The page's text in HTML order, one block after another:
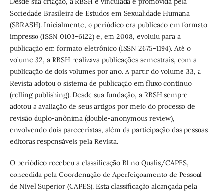
Sociedade Brasileira de Estudos em Sexualidade Humana
(SBRASH). Inicialmente, o periódico era publicado em formato
impresso (ISSN 0103-6122) e, em 2008, evoluiu para a
publicação em formato eletrônico (ISSN 2675-1194). Até o
volume 32, a RBSH realizava publicações semestrais, com a
publicação de dois volumes por ano. A partir do volume 33, a
Revista adotou o sistema de publicação em fluxo contínuo
(rolling publishing). Desde sua fundação, a RBSH sempre
adotou a avaliação de seus artigos por meio do processo de
revisão duplo-anônima (double-anonymous review),
envolvendo dois pareceristas, além da participação das pessoas
editoras responsáveis pela Revista.
O periódico recebeu a classificação B1 no Qualis/CAPES,
concedida pela Coordenação de Aperfeiçoamento de Pessoal
de Nível Superior (CAPES). Esta classificação alcançada pela